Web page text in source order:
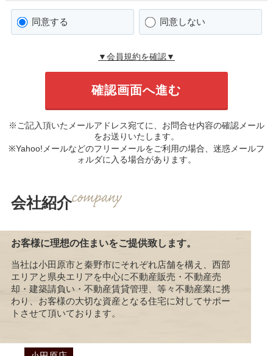
同意する 同意しない
▼会員規約を確認▼
※ご記入頂いたメールアドレス宛てに、お問合せ内容の確認メール
をお送りいたします。
※Yahoo!メールなどのフリーメールをご利用の場合、迷惑メールフ
ォルダに入る場合があります。
会社紹介
お客様に理想の住まいをご提供致します。
当社は小田原市と秦野市にそれぞれ店舗を構え、西部
エリアと県央エリアを中心に不動産販売・不動産売
却・建築請負い・不動産賃貸管理、等々不動産業に携
わり、お客様の大切な資産となる住宅に対してサポー
トさせて頂いております。